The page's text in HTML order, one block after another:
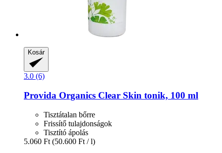
Kosár
3.0 (6)
Provida Organics Clear Skin tonik, 100 ml
Tisztátalan bőrre
Frissítő tulajdonságok
Tisztító ápolás
5.060 Ft (50.600 Ft / l)